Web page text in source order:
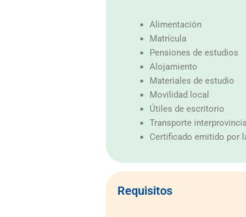
Alimentación
Matrícula
Pensiones de estudios
Alojamiento
Materiales de estudio
Movilidad local
Útiles de escritorio
Transporte
Certificado emitido por
Requisitos